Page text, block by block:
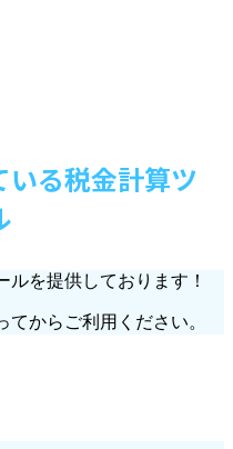
いる税金計算ツ
を提供しております！
からご利用ください。